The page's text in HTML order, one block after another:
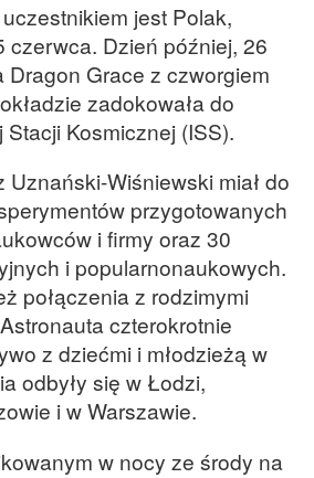
jest Polak,
czerwca. Dzień później, 26
Dragon Grace z czworgiem
zadokowała do
Kosmicznej (ISS).
Uznański-Wiśniewski miał do
przygotowanych
i firmy oraz 30
i popularnonaukowych.
połączenia z rodzimymi
czterokrotnie
z dziećmi i młodzieżą w
odbyły się w Łodzi,
i w Warszawie.
w nocy ze środy na